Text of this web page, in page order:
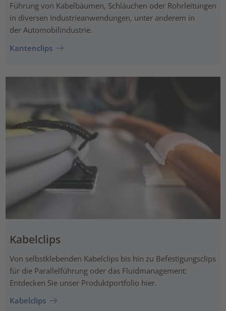
Führung von Kabelbäumen, Schläuchen oder Rohrleitungen
in diversen Industrieanwendungen, unter anderem in
der Automobilindustrie.
Kantenclips
Kabelclips
Von selbstklebenden Kabelclips bis hin zu Befestigungsclips
für die Parallelführung oder das Fluidmanagement:
Entdecken Sie unser Produktportfolio hier.
Kabelclips